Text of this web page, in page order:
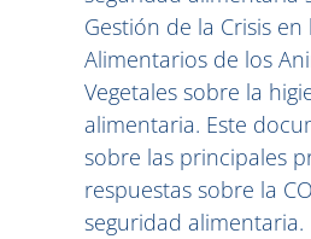
Gestión de la Crisis
Alimentarios de los
Vegetales sobre la
alimentaria. Este
sobre las principales
respuestas sobre la
seguridad alimentaria.